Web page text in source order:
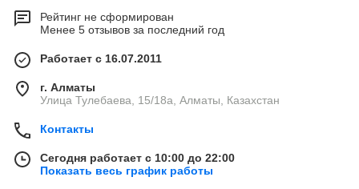
Рейтинг не сформирован
Менее 5 отзывов за последний год
Работает с 16.07.2011
г. Алматы
Улица Тулебаева, 15/18а, Алматы, Казахстан
Контакты
Сегодня работает с 10:00 до 22:00
Показать весь график работы